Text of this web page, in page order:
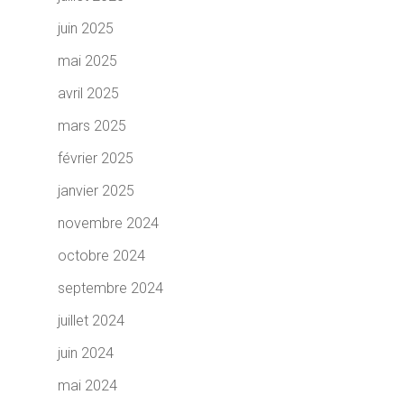
juin 2025
mai 2025
avril 2025
mars 2025
février 2025
janvier 2025
novembre 2024
octobre 2024
septembre 2024
juillet 2024
juin 2024
mai 2024